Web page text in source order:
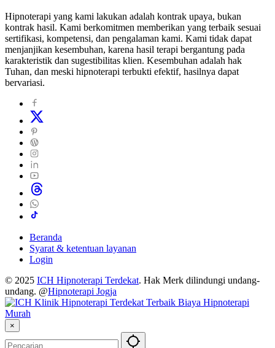
Hipnoterapi yang kami lakukan adalah kontrak upaya, bukan
kontrak hasil. Kami berkomitmen memberikan yang terbaik sesuai
sertifikasi, kompetensi, dan pengalaman kami. Kami tidak dapat
menjanjikan kesembuhan, karena hasil terapi bergantung pada
karakteristik dan sugestibilitas klien. Kesembuhan adalah hak
Tuhan, dan meski hipnoterapi terbukti efektif, hasilnya dapat
bervariasi.
Beranda
Syarat & ketentuan layanan
Login
© 2025 ICH Hipnoterapi Terdekat. Hak Merk dilindungi undang-
undang. @Hipnoterapi Jogja
×